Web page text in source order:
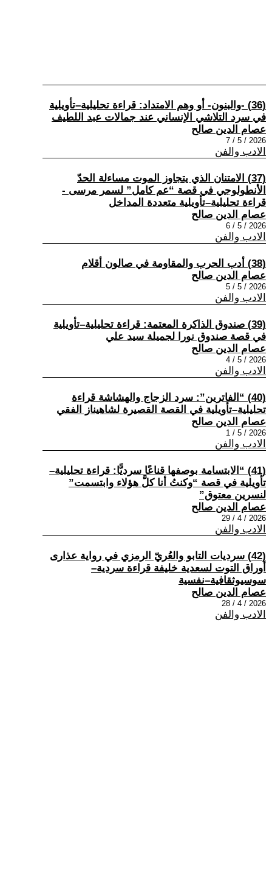
(36) -والبنون- أو وهم الامتداد: قراءة تحليلية–تأويلية
في سرد التلاشي الإنساني عند جمالات عبد اللطيف
عصام الدين صالح
2026 / 5 / 7
الادب والفن
(37) الامتنان الذي يتجاوز الموت مساءلة الحدّ
الأنطولوجي في قصة “عم كامل” لسمر مرسى -
قراءة تحليلية–تأويلية متعددة المداخل
عصام الدين صالح
2026 / 5 / 6
الادب والفن
(38) أدب الحرب والمقاومة في صالون أقلام
عصام الدين صالح
2026 / 5 / 5
الادب والفن
(39) صندوق الذاكرة المعتمة: قراءة تحليلية–تأويلية
في قصة صندوق نورا لجميلة سيد علي
عصام الدين صالح
2026 / 5 / 4
الادب والفن
(40) “الفاترين”: سرد الزجاج والهشاشة قراءة
تحليلية–تأويلية في القصة القصيرة لشاهيناز الفقي
عصام الدين صالح
2026 / 5 / 1
الادب والفن
(41) “الابتسامة بوصفها قناعًا سرديًّا: قراءة تحليلية–
تأويلية في قصة “وكنتُ أنا كلَّ هؤلاء وابتسمت”
لنسرين معتوق”
عصام الدين صالح
2026 / 4 / 29
الادب والفن
(42) سرديات التابو والعُريّ الرمزي في رواية عذارى
أوراق التوت لسعدية خليفة قراءة سردية–
سوسيوثقافية–نفسية
عصام الدين صالح
2026 / 4 / 28
الادب والفن